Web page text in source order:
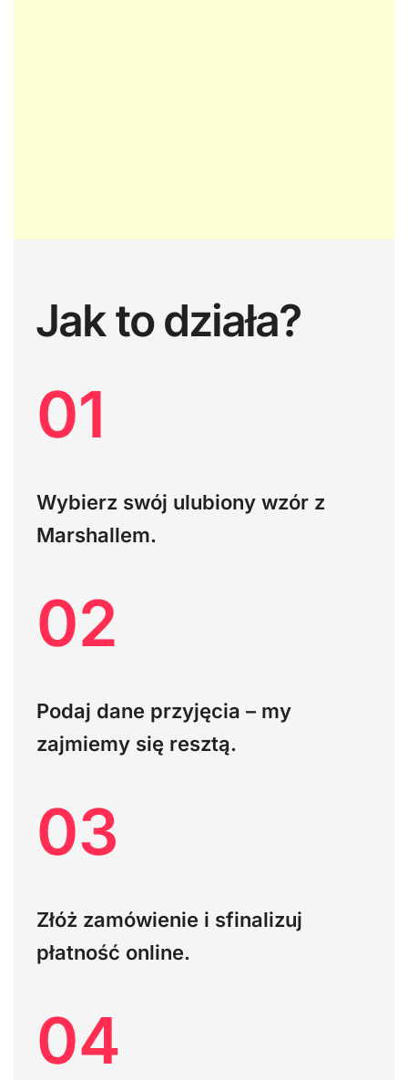
Jak to działa?
01
Wybierz swój ulubiony wzór z
Marshallem.
02
Podaj dane przyjęcia – my
zajmiemy się resztą.
03
Złóż zamówienie i sfinalizuj
płatność online.
04